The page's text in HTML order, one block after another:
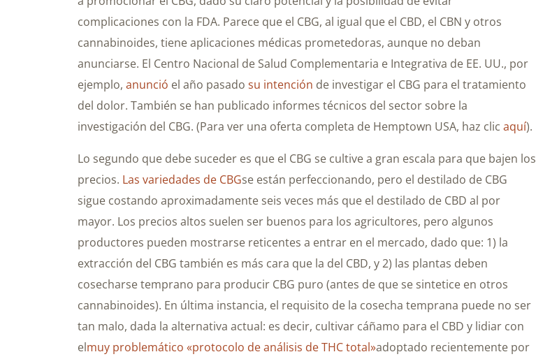
complicaciones con la FDA. Parece que el CBG, al igual que el CBD, el CBN y otros
cannabinoides, tiene aplicaciones médicas prometedoras, aunque no deban
anunciarse. El Centro Nacional de Salud Complementaria e Integrativa de EE. UU., por
ejemplo, anunció el año pasado su intención de investigar el CBG para el tratamiento
del dolor. También se han publicado informes técnicos del sector sobre la
investigación del CBG. (Para ver una oferta completa de Hemptown USA, haz clic aquí).
Lo segundo que debe suceder es que el CBG se cultive a gran escala para que bajen los
precios. Las variedades de CBGse están perfeccionando, pero el destilado de CBG
sigue costando aproximadamente seis veces más que el destilado de CBD al por
mayor. Los precios altos suelen ser buenos para los agricultores, pero algunos
productores pueden mostrarse reticentes a entrar en el mercado, dado que: 1) la
extracción del CBG también es más cara que la del CBD, y 2) las plantas deben
cosecharse temprano para producir CBG puro (antes de que se sintetice en otros
cannabinoides). En última instancia, el requisito de la cosecha temprana puede no ser
tan malo, dada la alternativa actual: es decir, cultivar cáñamo para el CBD y lidiar con
elmuy problemático «protocolo de análisis de THC total»adoptado recientemente por